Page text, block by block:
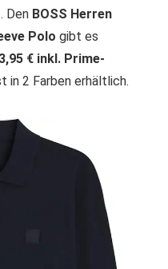
Den BOSS Herren
Polo gibt es
€ inkl. Prime-
in 2 Farben erhältlich.